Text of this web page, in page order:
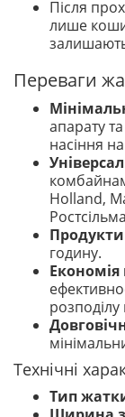
Після
лише
Переваги
апарату
насіння
Holland,
годину.
розподілу
Технічні
Тип